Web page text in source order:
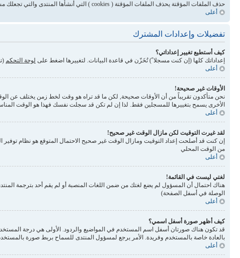
حذف الملفات المؤقتة يحذف الملفات المؤقتة ( cookies ) التي أنشأها المنتدى والتي تجعلك مسجلاً للدخول وتلغي بعض المميزات المرتبطة بنظام الملفات المؤقتة
أعلى
تفضيلات وإعدادات المشترك
كيف أستطيع تغيير إعداداتي؟
إعداداتك كلها (إن كنت مسجلا ً) تُخَزّن في قاعدة البيانات. لتغييرها اضغط على لوحة التحكم
أعلى
الأوقات غير صحيحة!
نحن متأكدون تقريباً من أن الأوقات صحيحة, لكن ما قد تراه هو وقت لخط زمن يختلف عن الوقت
الأخرى يسمح بتغييرها للمسجلين فقط. لذا إن لم تكن قد سجلت نفسك فهذا هو الوقت
أعلى
لقد غيرت التوقيت لكن مازال الوقت غير صحيح!
إن كنت قد أصلحت إعداد التوقيت ومازال الوقت غير صحيح الاحتمال المتوقع هو نظام
من الوقت المحلي
أعلى
لغتي ليست في القائمة!
الوصلة في أسفل الصفحة)
أعلى
كيف أظهر صورة أسفل اسمي؟
بالعادة خاصة بالمستخدم وفريدة. الأمر يرجع لمسؤول المنتدى للسماح بربط صورة
أعلى